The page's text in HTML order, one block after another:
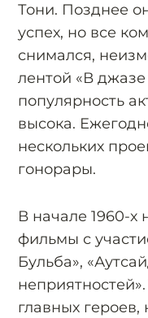
Тони. Позднее
успех, но все
снимался,
лентой «В
популярность
высока.
нескольких
гонорары.
В начале 1960-
фильмы с
Бульба»,
главных героев,